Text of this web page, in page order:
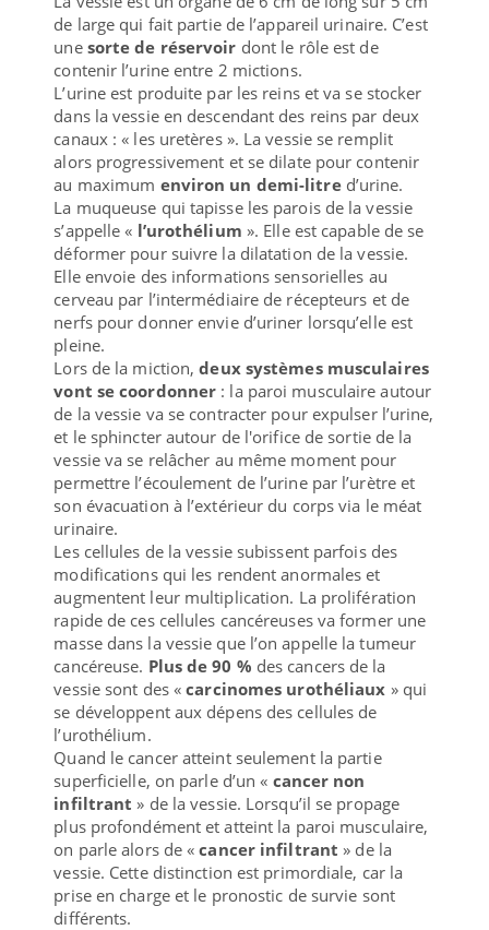
de large qui fait partie de l’appareil urinaire. C’est
une sorte de réservoir dont le rôle est de
contenir l’urine entre 2 mictions.
L’urine est produite par les reins et va se stocker
dans la vessie en descendant des reins par deux
canaux : « les uretères ». La vessie se remplit
alors progressivement et se dilate pour contenir
au maximum environ un demi-litred’urine.
La muqueuse qui tapisse les parois de la vessie
s’appelle « l’urothélium ». Elle est capable de se
déformer pour suivre la dilatation de la vessie.
Elle envoie des informations sensorielles au
cerveau par l’intermédiaire de récepteurs et de
nerfs pour donner envie d’uriner lorsqu’elle est
pleine.
Lors de la miction,deux systèmes musculaires
vont se coordonner : la paroi musculaire autour
de la vessie va se contracter pour expulser l’urine,
et le sphincter autour de l'orifice de sortie de la
vessie va se relâcher au même moment pour
permettre l’écoulement de l’urine par l’urètre et
son évacuation à l’extérieur du corps via le méat
urinaire.
Les cellules de la vessie subissent parfois des
modifications qui les rendent anormales et
augmentent leur multiplication. La prolifération
rapide de ces cellules cancéreuses va former une
masse dans la vessie que l’on appelle la tumeur
cancéreuse. Plus de 90 % des cancers de la
vessie sont des «carcinomes urothéliaux » qui
se développent aux dépens des cellules de
l’urothélium.
Quand le cancer atteint seulement la partie
superficielle, on parle d’un « cancer non
infiltrant » de la vessie. Lorsqu’il se propage
plus profondément et atteint la paroi musculaire,
on parle alors de «cancer infiltrant» de la
vessie. Cette distinction est primordiale, car la
prise en charge et le pronostic de survie sont
différents.